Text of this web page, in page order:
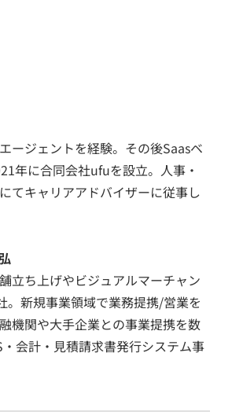
ージェントを経験。その後Saasベ
年に合同会社ufuを設立。人事・
てキャリアアドバイザーに従事し
立ち上げやビジュアルマーチャン
。新規事業領域で業務提携/営業を
機関や大手企業との事業提携を数
会計・見積請求書発行システム事